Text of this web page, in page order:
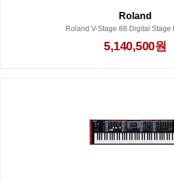
Roland
Roland V-Stage 88 Digital Stage
5,140,500원